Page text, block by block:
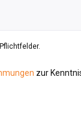
zur